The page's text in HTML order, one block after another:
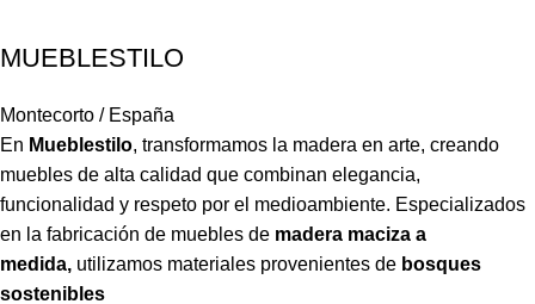
MUEBLESTILO
Montecorto / España
En Mueblestilo, transformamos la madera en arte, creando
muebles de alta calidad que combinan elegancia,
funcionalidad y respeto por el medioambiente. Especializados
en la fabricación de muebles de madera maciza a
medida, utilizamos materiales provenientes de bosques
sostenibles